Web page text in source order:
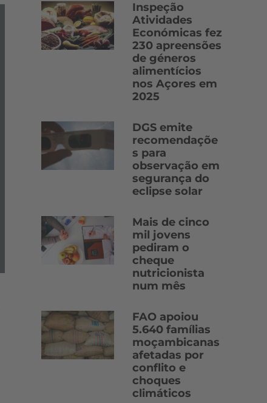
Inspeção
Atividades
Económicas fez
230 apreensões
de géneros
alimentícios
nos Açores em
2025
DGS emite
recomendaçõe
s para
observação em
segurança do
eclipse solar
Mais de cinco
mil jovens
pediram o
cheque
nutricionista
num mês
FAO apoiou
5.640 famílias
moçambicanas
afetadas por
conflito e
choques
climáticos